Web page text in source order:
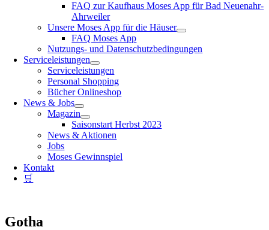
FAQ zur Kaufhaus Moses App für Bad Neuenahr-
Ahrweiler
Unsere Moses App für die Häuser
FAQ Moses App
Nutzungs- und Datenschutzbedingungen
Serviceleistungen
Serviceleistungen
Personal Shopping
Bücher Onlineshop
News & Jobs
Magazin
Saisonstart Herbst 2023
News & Aktionen
Jobs
Moses Gewinnspiel
Kontakt
🛒
Gotha